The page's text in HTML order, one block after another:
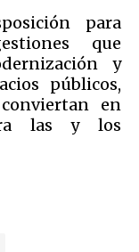
para
que
y
públicos,
en
las y los